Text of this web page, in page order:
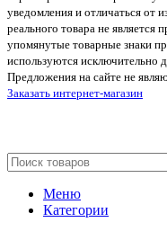
уведомления и отличаться от
реального товара не является
упомянутые товарные знаки
используются исключительно
Предложения на сайте не
Заказать интернет-магазин
Меню
Категории